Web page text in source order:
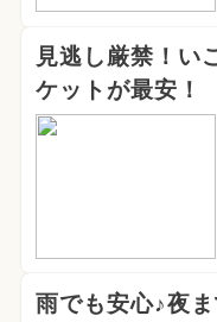
見逃し厳禁！い
ケットが最安！
雨でも安心♪夜